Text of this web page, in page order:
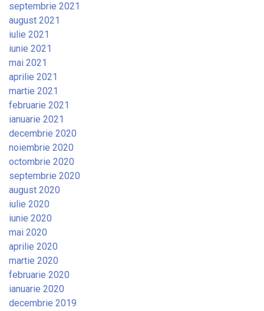
septembrie 2021
august 2021
iulie 2021
iunie 2021
mai 2021
aprilie 2021
martie 2021
februarie 2021
ianuarie 2021
decembrie 2020
noiembrie 2020
octombrie 2020
septembrie 2020
august 2020
iulie 2020
iunie 2020
mai 2020
aprilie 2020
martie 2020
februarie 2020
ianuarie 2020
decembrie 2019